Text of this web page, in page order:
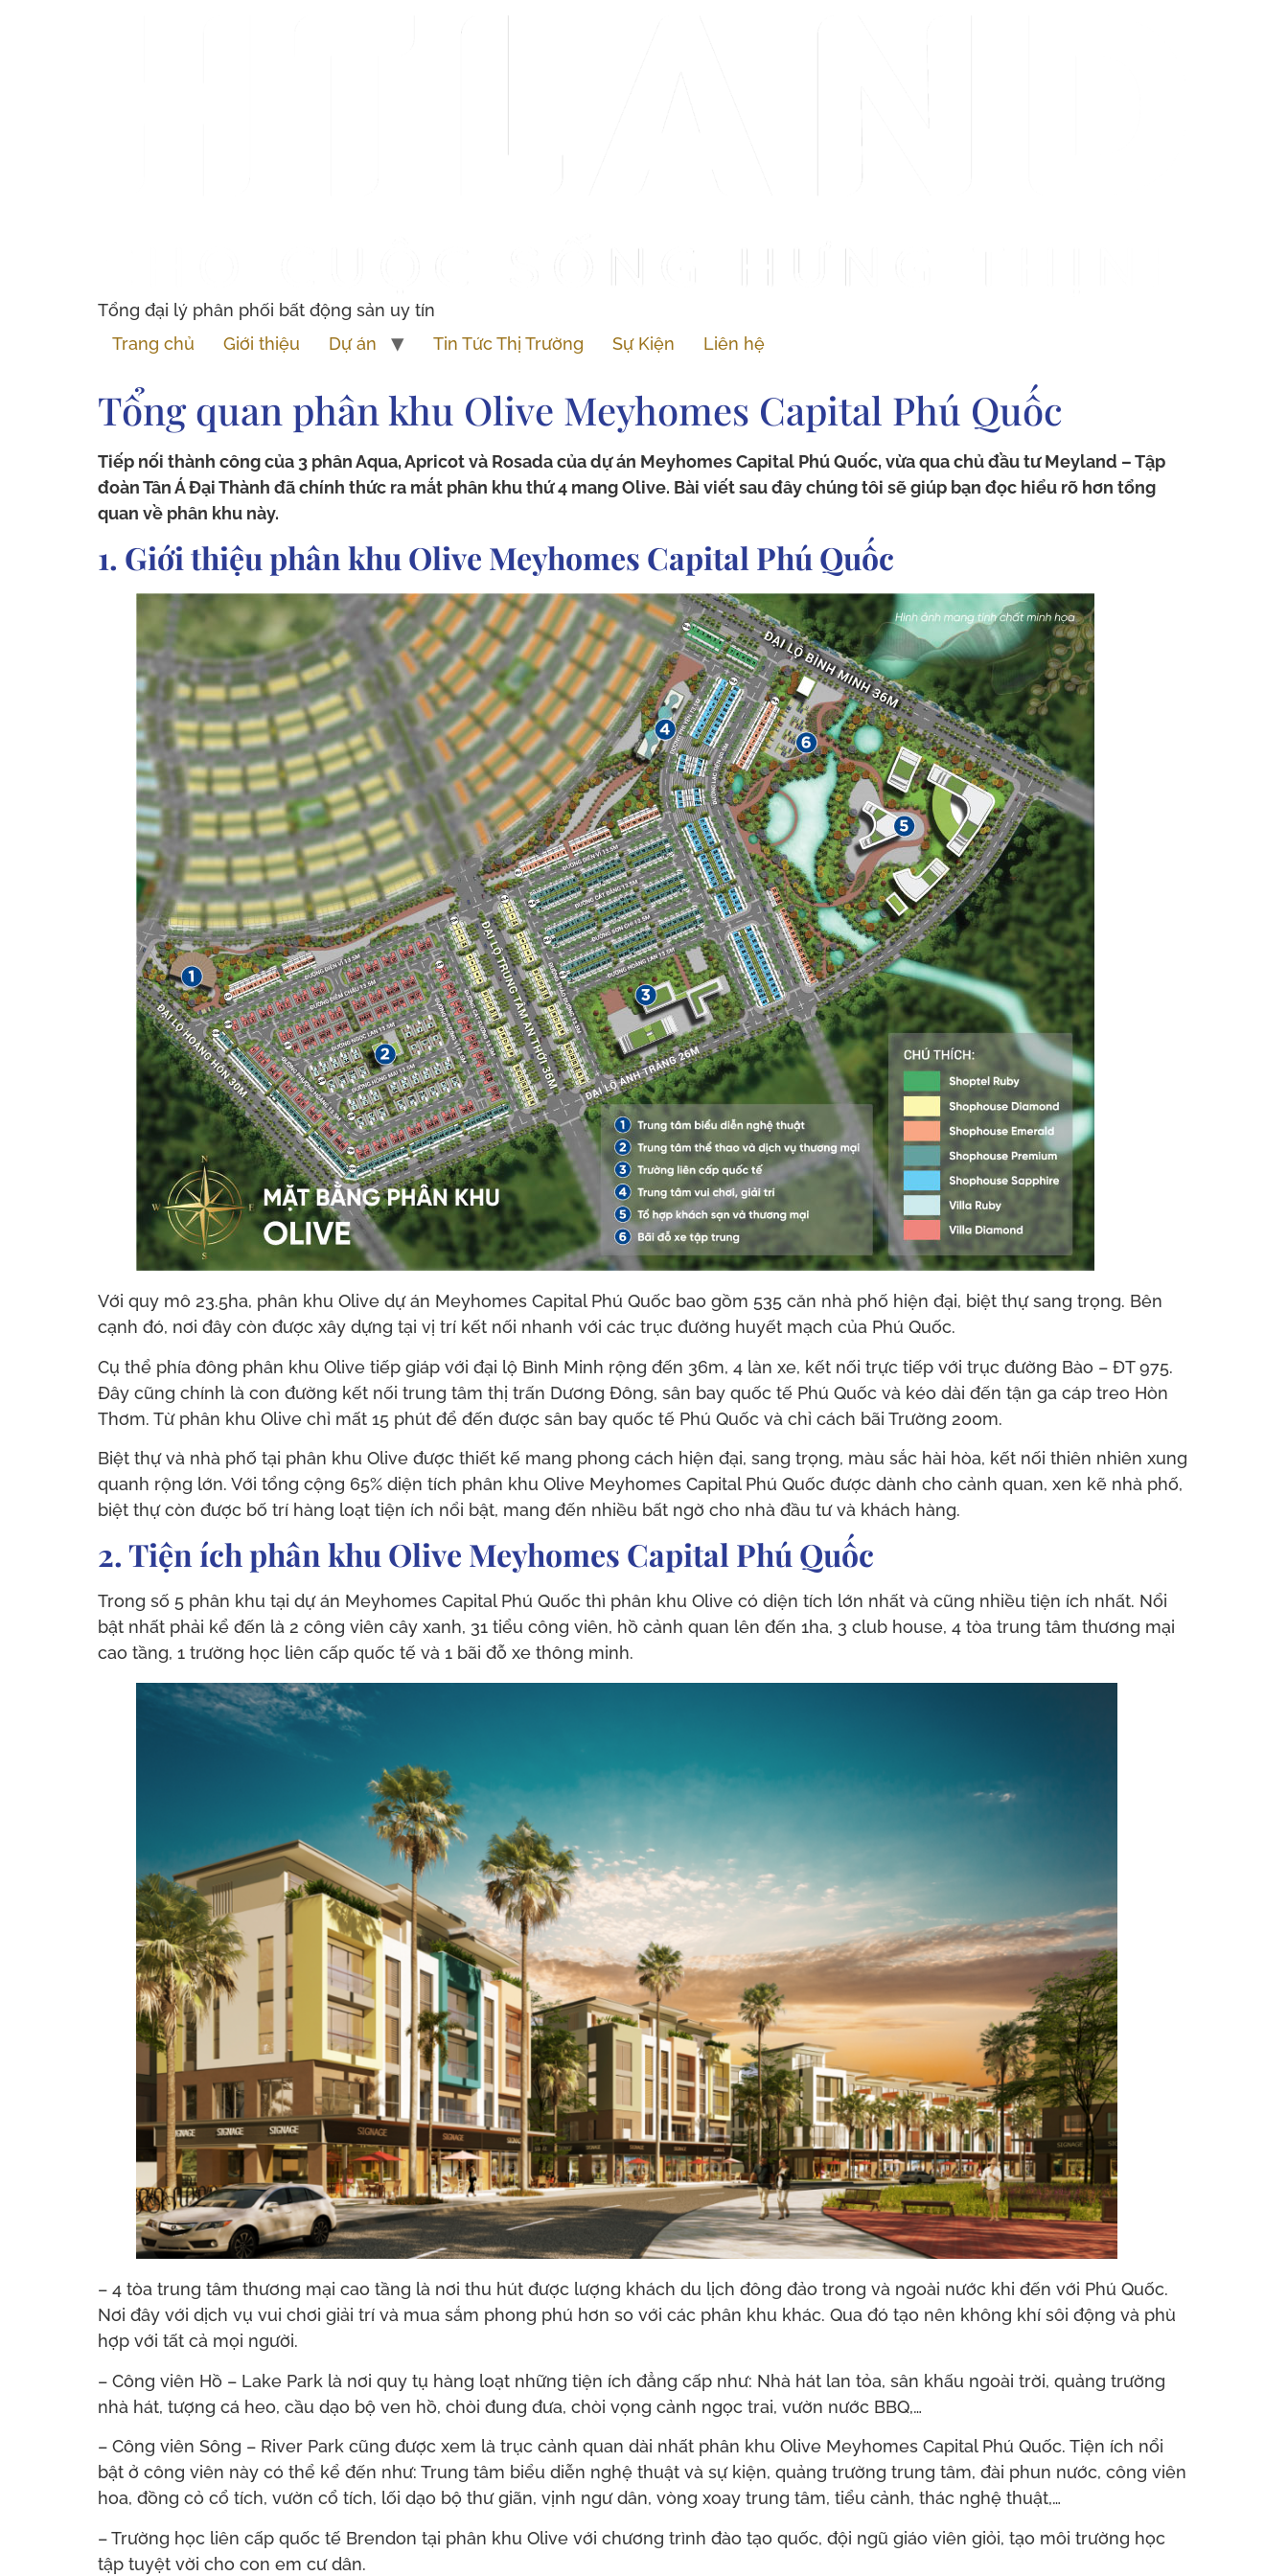
Tổng đại lý phân phối bất động sản uy tín
Trang chủ
Giới thiệu Dự án Tin Tức Thị Trường Sự Kiện Liên hệ
Tổng quan phân khu Olive Meyhomes Capital Phú Quốc
Tiếp nối thành công của 3 phân Aqua, Apricot và Rosada của dự án Meyhomes Capital Phú Quốc, vừa qua chủ đầu tư Meyland – Tập
đoàn Tân Á Đại Thành đã chính thức ra mắt phân khu thứ 4 mang Olive. Bài viết sau đây chúng tôi sẽ giúp bạn đọc hiểu rõ hơn tổng
quan về phân khu này.
1. Giới thiệu phân khu Olive Meyhomes Capital Phú Quốc
Với quy mô 23.5ha, phân khu Olive dự án Meyhomes Capital Phú Quốc bao gồm 535 căn nhà phố hiện đại, biệt thự sang trọng. Bên
cạnh đó, nơi đây còn được xây dựng tại vị trí kết nối nhanh với các trục đường huyết mạch của Phú Quốc.
Cụ thể phía đông phân khu Olive tiếp giáp với đại lộ Bình Minh rộng đến 36m, 4 làn xe, kết nối trực tiếp với trục đường Bào – ĐT 975.
Đây cũng chính là con đường kết nối trung tâm thị trấn Dương Đông, sân bay quốc tế Phú Quốc và kéo dài đến tận ga cáp treo Hòn
Thơm. Từ phân khu Olive chỉ mất 15 phút để đến được sân bay quốc tế Phú Quốc và chỉ cách bãi Trường 200m.
Biệt thự và nhà phố tại phân khu Olive được thiết kế mang phong cách hiện đại, sang trọng, màu sắc hài hòa, kết nối thiên nhiên xung
quanh rộng lớn. Với tổng cộng 65% diện tích phân khu Olive Meyhomes Capital Phú Quốc được dành cho cảnh quan, xen kẽ nhà phố,
biệt thự còn được bố trí hàng loạt tiện ích nổi bật, mang đến nhiều bất ngờ cho nhà đầu tư và khách hàng.
2. Tiện ích phân khu Olive Meyhomes Capital Phú Quốc
Trong số 5 phân khu tại dự án Meyhomes Capital Phú Quốc thì phân khu Olive có diện tích lớn nhất và cũng nhiều tiện ích nhất. Nổi
bật nhất phải kể đến là 2 công viên cây xanh, 31 tiểu công viên, hồ cảnh quan lên đến 1ha, 3 club house, 4 tòa trung tâm thương mại
cao tầng, 1 trường học liên cấp quốc tế và 1 bãi đỗ xe thông minh.
– 4 tòa trung tâm thương mại cao tầng là nơi thu hút được lượng khách du lịch đông đảo trong và ngoài nước khi đến với Phú Quốc.
Nơi đây với dịch vụ vui chơi giải trí và mua sắm phong phú hơn so với các phân khu khác. Qua đó tạo nên không khí sôi động và phù
hợp với tất cả mọi người.
– Công viên Hồ – Lake Park là nơi quy tụ hàng loạt những tiện ích đẳng cấp như: Nhà hát lan tỏa, sân khấu ngoài trời, quảng trường
nhà hát, tượng cá heo, cầu dạo bộ ven hồ, chòi đung đưa, chòi vọng cảnh ngọc trai, vườn nước BBQ,…
– Công viên Sông – River Park cũng được xem là trục cảnh quan dài nhất phân khu Olive Meyhomes Capital Phú Quốc. Tiện ích nổi
bật ở công viên này có thể kể đến như: Trung tâm biểu diễn nghệ thuật và sự kiện, quảng trường trung tâm, đài phun nước, công viên
hoa, đồng cỏ cổ tích, vườn cổ tích, lối dạo bộ thư giãn, vịnh ngư dân, vòng xoay trung tâm, tiểu cảnh, thác nghệ thuật,…
– Trường học liên cấp quốc tế Brendon tại phân khu Olive với chương trình đào tạo quốc, đội ngũ giáo viên giỏi, tạo môi trường học
tập tuyệt vời cho con em cư dân.